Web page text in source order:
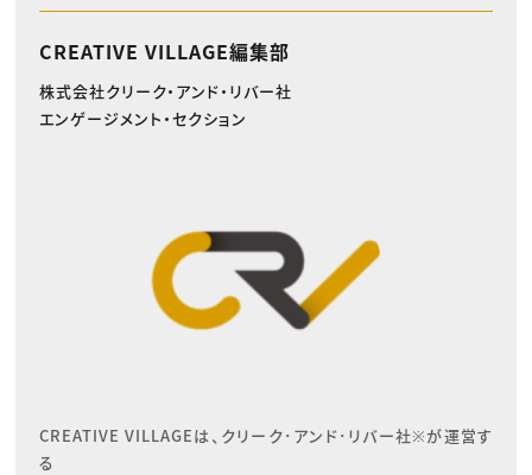
CREATIVE VILLAGE編集部
株式会社クリーク・アンド・リバー社
エンゲージメント・セクション
CREATIVE VILLAGEは、クリーク･アンド･リバー社※が運営す
る